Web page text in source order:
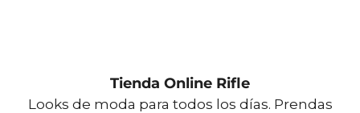
Tienda Online Rifle
Looks de moda para todos los días. Prendas